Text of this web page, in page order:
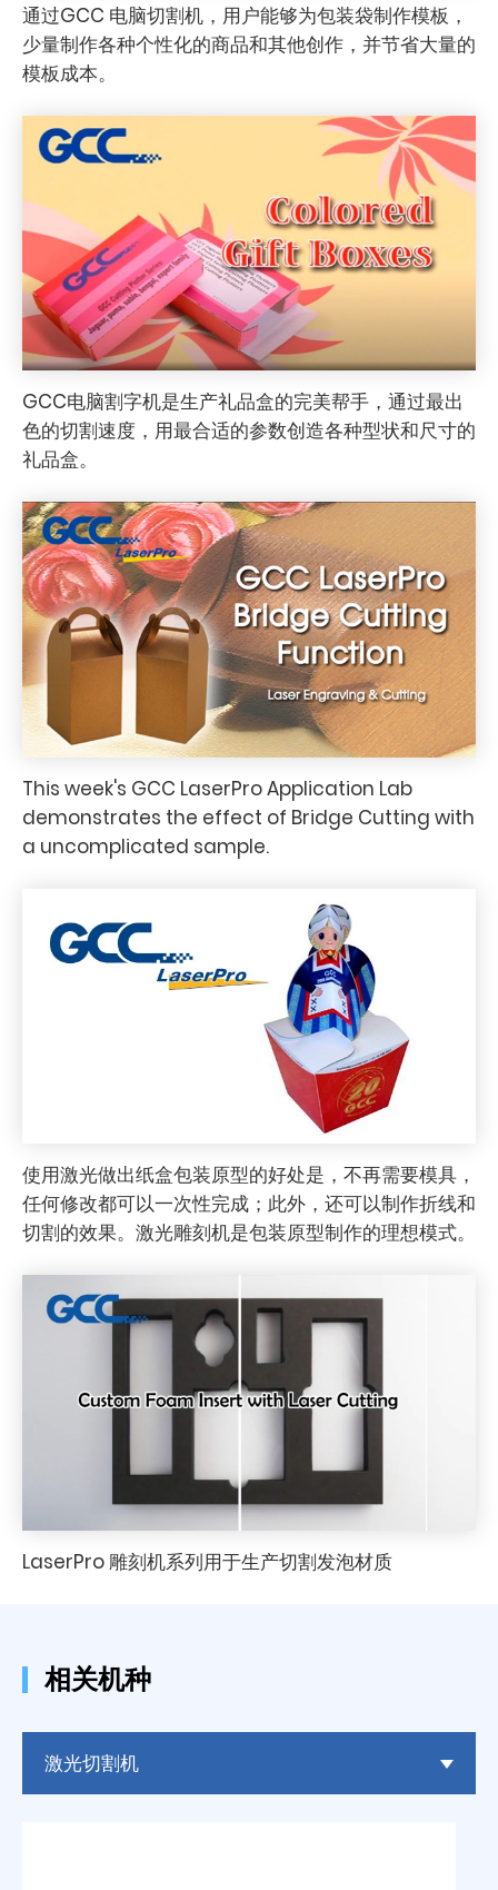
通过GCC 电脑切割机，用户能够为包装袋制作模板，
少量制作各种个性化的商品和其他创作，并节省大量的
模板成本。
GCC电脑割字机是生产礼品盒的完美帮手，通过最出
色的切割速度，用最合适的参数创造各种型状和尺寸的
礼品盒。
This week's GCC LaserPro Application Lab
demonstrates the effect of Bridge Cutting with
a uncomplicated sample.
使用激光做出纸盒包装原型的好处是，不再需要模具，
任何修改都可以一次性完成；此外，还可以制作折线和
切割的效果。激光雕刻机是包装原型制作的理想模式。
LaserPro 雕刻机系列用于生产切割发泡材质
相关机种
激光切割机